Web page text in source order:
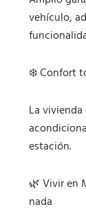
vehículo,
❄️ Confort
La
estación.
🌿 Vivir en
nada